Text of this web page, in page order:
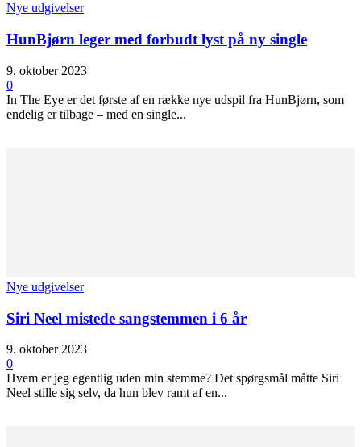
Nye udgivelser
HunBjørn leger med forbudt lyst på ny single
9. oktober 2023
0
In The Eye er det første af en række nye udspil fra HunBjørn, som
endelig er tilbage – med en single...
Nye udgivelser
Siri Neel mistede sangstemmen i 6 år
9. oktober 2023
0
Hvem er jeg egentlig uden min stemme? Det spørgsmål måtte Siri
Neel stille sig selv, da hun blev ramt af en...